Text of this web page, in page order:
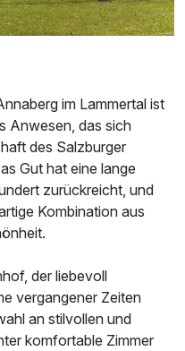
p.P. ab 192,00 €
im Lammertal ist
Anwesen, das sich
des Salzburger
Gut hat eine lange
zurückreicht, und
Kombination aus
der liebevoll
vergangener Zeiten
an stilvollen und
komfortable Zimmer